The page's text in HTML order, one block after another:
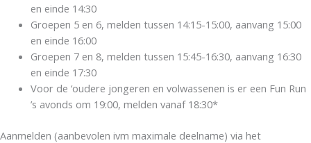
en einde 14:30
Groepen 5 en 6, melden tussen 14:15-15:00, aanvang 15:00
en einde 16:00
Groepen 7 en 8, melden tussen 15:45-16:30, aanvang 16:30
en einde 17:30
Voor de ‘oudere jongeren en volwassenen is er een Fun Run
’s avonds om 19:00, melden vanaf 18:30*
Aanmelden (aanbevolen ivm maximale deelname) via het